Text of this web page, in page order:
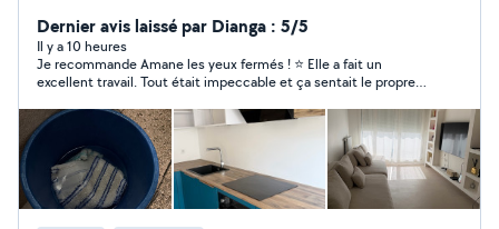
professionnelle. Je vous propose donc des prestations
de ménage et de garde d'enfants, réalisées avec
sérieux, bienveillance et professionnalisme. Mon objectif
est de vous simplifier le quotidien en vous offrant un
service de qualité, adapté à vos besoins.
Dernier avis laissé par Dianga : 5/5
Il y a 10 heures
Je recommande Amane les yeux fermés ! ⭐️ Elle a fait un
excellent travail. Tout était impeccable et ça sentait le propre
venue avec tout son matériel et a été très sérieuse du début à
la fin. Je suis vraiment satisfaite de sa prestation et je
n’hésiterai pas à refaire appel à elle. Merci encore ! 😊